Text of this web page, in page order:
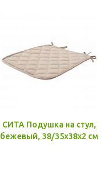
СИТА Подушка на стул,
бежевый, 38/35x38x2 см